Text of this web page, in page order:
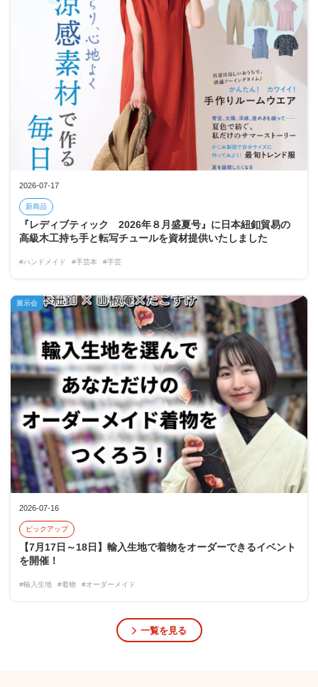
2026-07-17
新商品
『レディブティック 2026年８月盛夏号』に日本紐釦貿易の
高級木工持ち手と転写チュールを資材提供いたしました
#ハンドメイド #手芸本 #手芸
2026-07-16
ピックアップ
【7月17日～18日】輸入生地で着物をオーダーできるイベント
を開催！
#輸入生地 #着物 #オーダーメイド
展示会
一覧を見る